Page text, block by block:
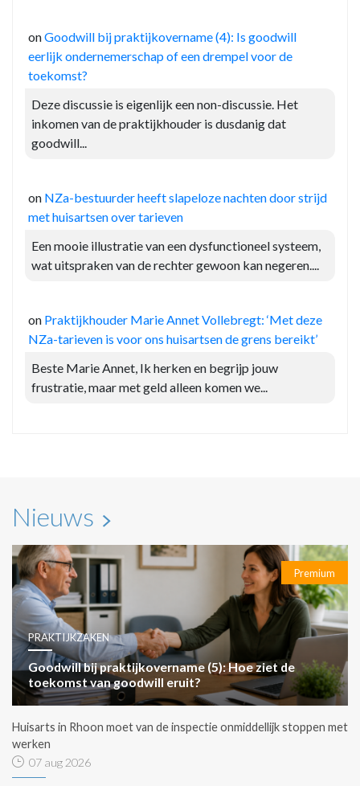
onGoodwill bij praktijkovername (4): Is goodwill
eerlijk ondernemerschap of een drempel voor de
toekomst?
Deze discussie is eigenlijk een non-discussie. Het
inkomen van de praktijkhouder is dusdanig dat
goodwill...
on NZa-bestuurder heeft slapeloze nachten door strijd
met huisartsen over tarieven
Een mooie illustratie van een dysfunctioneel systeem,
wat uitspraken van de rechter gewoon kan negeren....
on Praktijkhouder Marie Annet Vollebregt: ‘Met deze
NZa-tarieven is voor ons huisartsen de grens bereikt’
Beste Marie Annet, Ik herken en begrijp jouw
frustratie, maar met geld alleen komen we...
Nieuws
Premium
PRAKTIJKZAKEN
Goodwill bij praktijkovername (5): Hoe ziet de
toekomst van goodwill eruit?
Huisarts in Rhoon moet van de inspectie onmiddellijk stoppen met
werken
07 aug 2026